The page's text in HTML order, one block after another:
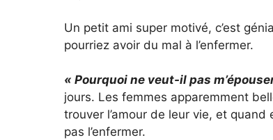
Un petit ami super motivé, c’est
pourriez avoir du mal à l’enfermer.
« Pourquoi ne veut-il pas
jours. Les femmes apparemment
trouver l’amour de leur vie, et
pas l’enfermer.